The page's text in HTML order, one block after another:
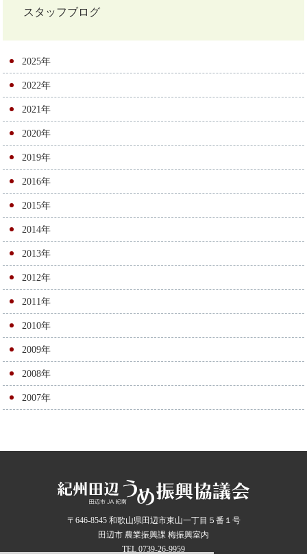
ナ
ビ
ゲ
ー
シ
ョ
ン
スタッフブログ
2025年
2022年
2021年
2020年
2019年
2016年
2015年
2014年
2013年
2012年
2011年
2010年
2009年
2008年
2007年
〒646-8545 和歌山県田辺市東山一丁目５番１号
田辺市 農業振興課 梅振興室内
TEL 0739-26-9959